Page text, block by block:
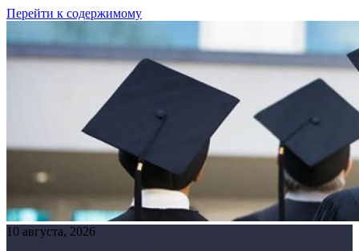
Перейти к содержимому
10 августа, 2026